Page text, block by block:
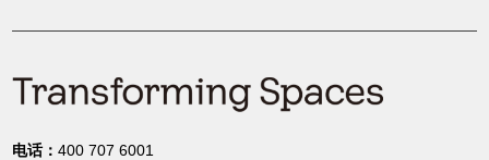
电话：400 707 6001